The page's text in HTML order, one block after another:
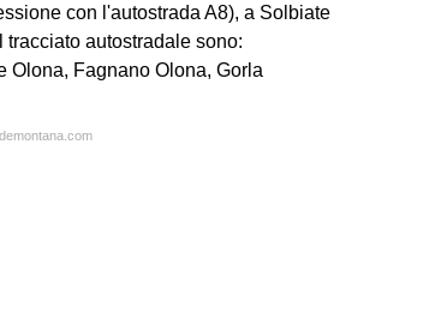
con l'autostrada A8), a Solbiate
autostradale sono:
Olona, Fagnano Olona, Gorla